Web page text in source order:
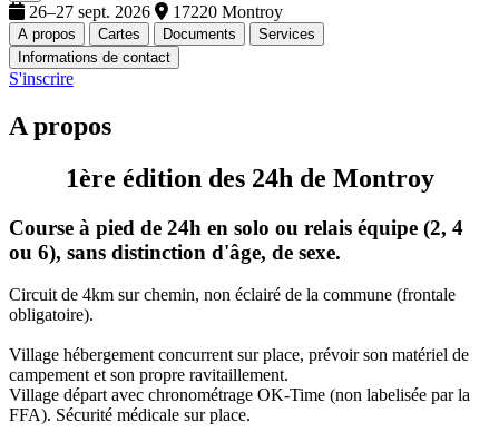
26–27 sept. 2026 17220 Montroy
A propos Cartes Documents
Services
Informations de contact
S'inscrire
A propos
1ère édition des 24h de Montroy
Course à pied de 24h en solo ou relais équipe (2, 4
ou 6), sans distinction d'âge, de sexe.
Circuit de 4km sur chemin, non éclairé de la commune (frontale
obligatoire).
Village hébergement concurrent sur place, prévoir son matériel de
campement et son propre ravitaillement.
Village départ avec chronométrage OK-Time (non labelisée par la
FFA). Sécurité médicale sur place.